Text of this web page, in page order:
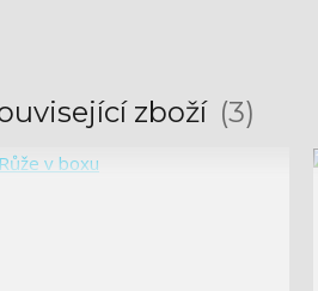
zboží 3